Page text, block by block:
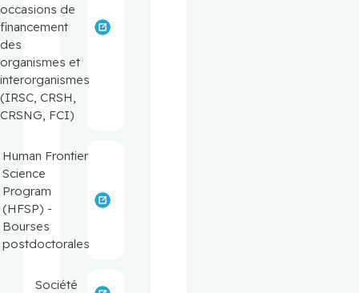
occasions de
financement
des
organismes et
interorganismes
(IRSC, CRSH,
CRSNG, FCI)
Human Frontier
Science
Program
(HFSP) -
Bourses
postdoctorales
Société